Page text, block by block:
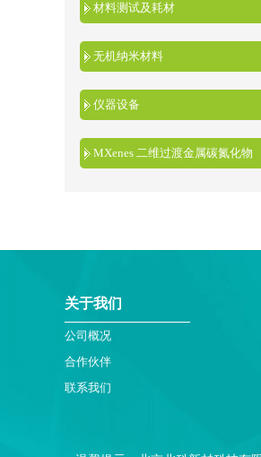
材料测试及耗材
无机纳米材料
仪器设备
MXenes 二维过渡金属碳氮化物
关于我们
公司概况
合作伙伴
联系我们